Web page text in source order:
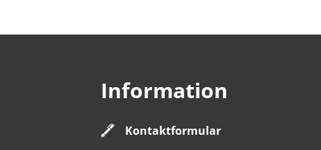
Information
Kontaktformular